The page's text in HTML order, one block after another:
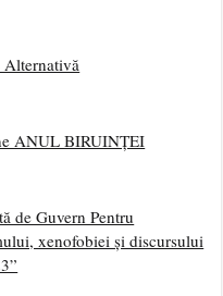
ANUL BIRUINȚEI
de Guvern Pentru
xenofobiei și discursului